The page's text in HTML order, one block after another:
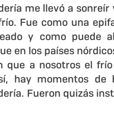
me llevó a
Fue como una
y como puede
en los países
que a nosotros el
hay momentos de
Fueron quizás